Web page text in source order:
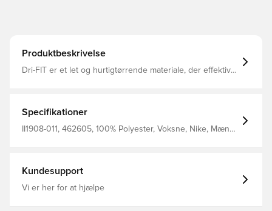
Produktbeskrivelse
Dri-FIT er et let og hurtigtørrende materiale, der effektivt
100% polyester.
Specifikationer
II1908-011, 462605, 100% Polyester, Voksne, Nike, Mænd,
Kundesupport
Vi er her for at hjælpe